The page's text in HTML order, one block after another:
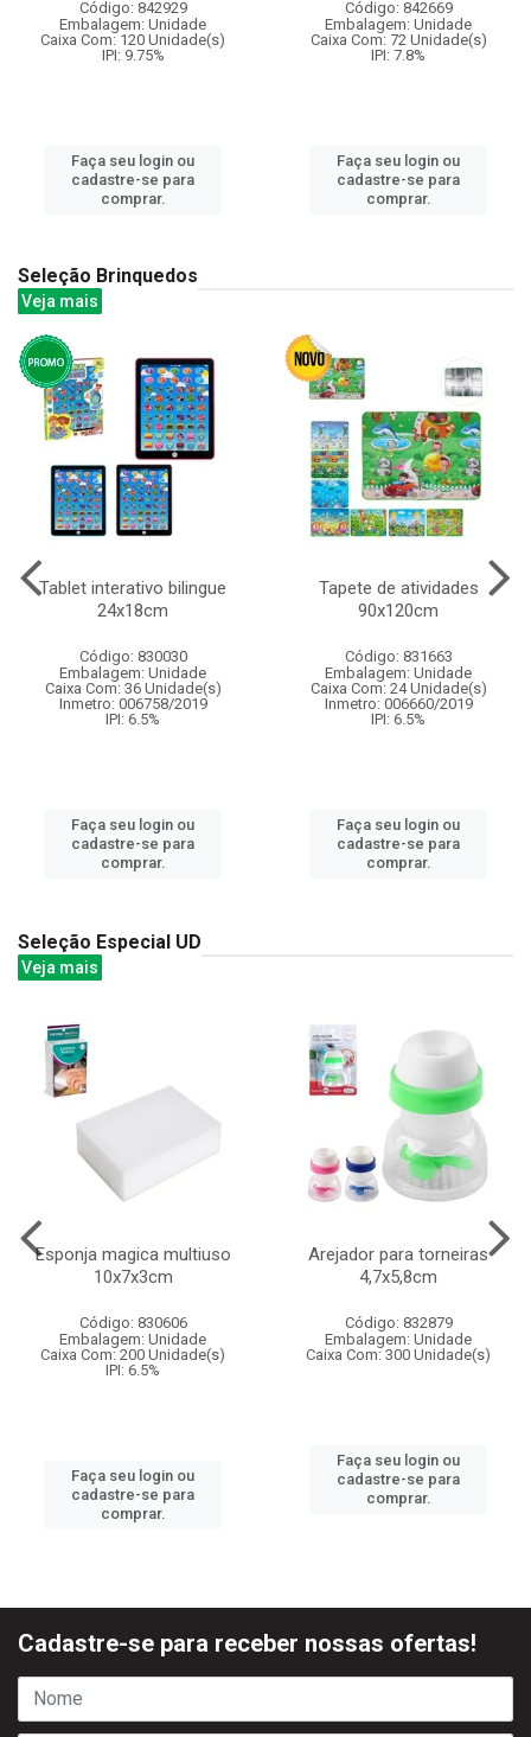
Código: 842929
Embalagem: Unidade
Caixa Com: 120 Unidade(s)
IPI: 9.75%
Faça seu login ou
cadastre-se para
comprar.
Código: 842669
Embalagem: Unidade
Caixa Com: 72 Unidade(s)
IPI: 7.8%
Faça seu login ou
cadastre-se para
comprar.
Seleção Brinquedos
Veja mais
Tablet interativo bilingue
24x18cm
Código: 830030
Embalagem: Unidade
Caixa Com: 36 Unidade(s)
Inmetro: 006758/2019
IPI: 6.5%
Faça seu login ou
cadastre-se para
comprar.
Tapete de atividades
90x120cm
Código: 831663
Embalagem: Unidade
Caixa Com: 24 Unidade(s)
Inmetro: 006660/2019
IPI: 6.5%
Faça seu login ou
cadastre-se para
comprar.
Seleção Especial UD
Veja mais
Esponja magica multiuso
10x7x3cm
Código: 830606
Embalagem: Unidade
Caixa Com: 200 Unidade(s)
IPI: 6.5%
Faça seu login ou
cadastre-se para
comprar.
Arejador para torneiras
4,7x5,8cm
Código: 832879
Embalagem: Unidade
Caixa Com: 300 Unidade(s)
Faça seu login ou
cadastre-se para
comprar.
Cadastre-se para receber nossas ofertas!